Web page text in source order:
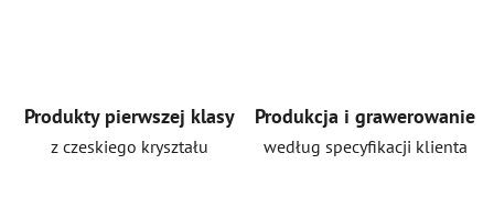
Produkty pierwszej klasy
z czeskiego kryształu
Produkcja i grawerowanie
według specyfikacji klienta